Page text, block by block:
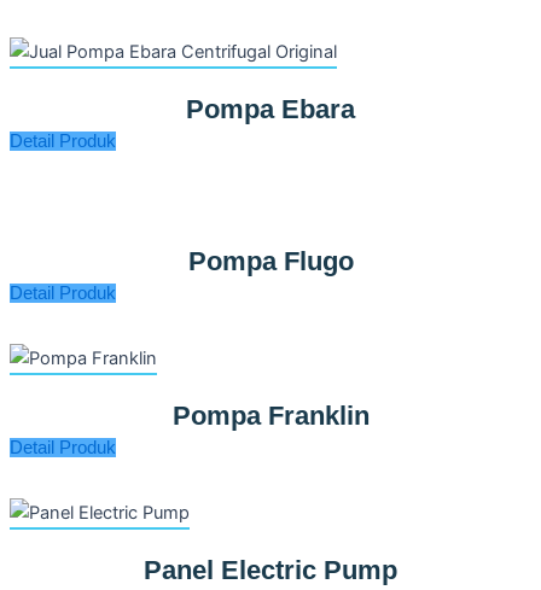
Pompa Ebara
Detail Produk
Pompa Flugo
Detail Produk
Pompa Franklin
Detail Produk
Panel Electric Pump